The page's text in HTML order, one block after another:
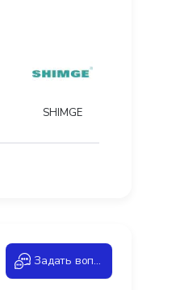
SHIMGE
Задать вопрос